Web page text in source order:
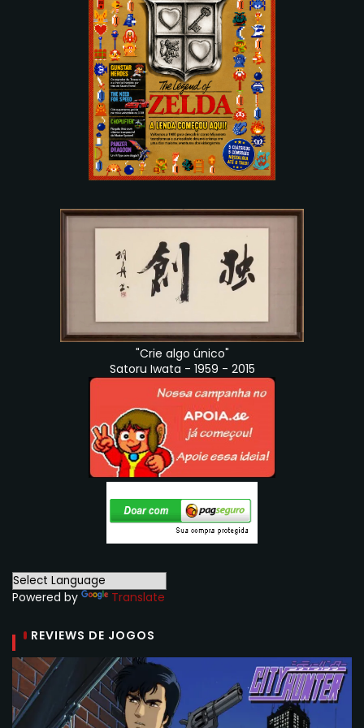
"Crie algo único"
Satoru Iwata - 1959 - 2015
Powered by Translate
REVIEWS DE JOGOS